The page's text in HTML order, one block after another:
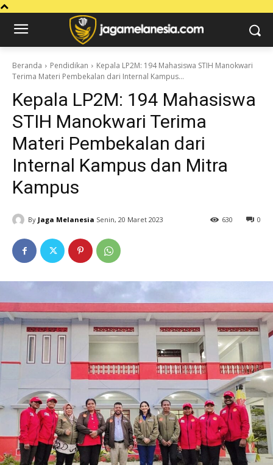
Beranda Pendidikan
Kepala LP2M: 194 Mahasiswa STIH Manokwari
Terima Materi Pembekalan dari Internal Kampus...
Kepala LP2M: 194 Mahasiswa
STIH Manokwari Terima
Materi Pembekalan dari
Internal Kampus dan Mitra
Kampus
By Jaga Melanesia Senin, 20 Maret 2023 0
630